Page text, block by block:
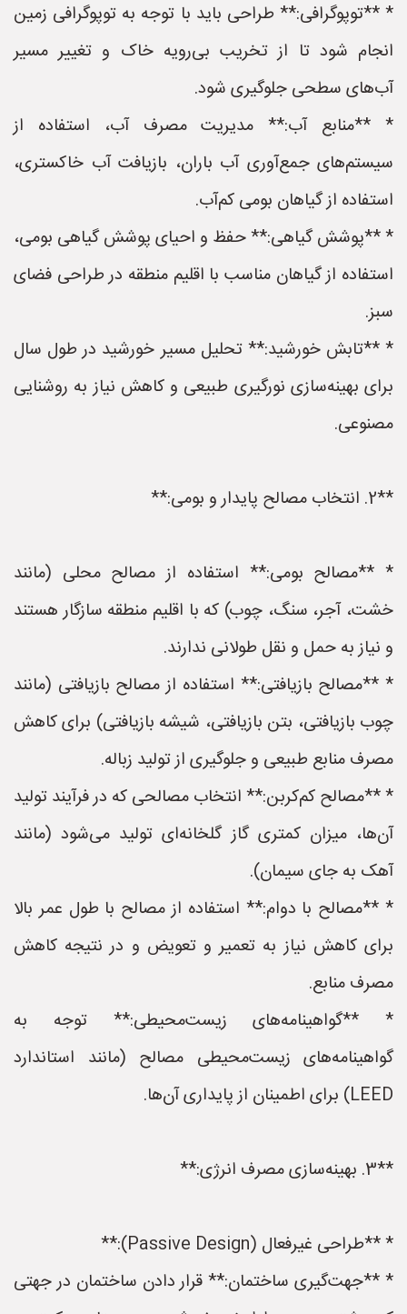
* **توپوگرافی:** طراحی باید با توجه به توپوگرافی زمین
انجام شود تا از تخریب بی‌رویه خاک و تغییر مسیر
آب‌های سطحی جلوگیری شود.
* **منابع آب:** مدیریت مصرف آب، استفاده از
سیستم‌های جمع‌آوری آب باران، بازیافت آب خاکستری،
استفاده از گیاهان بومی کم‌آب.
* **پوشش گیاهی:** حفظ و احیای پوشش گیاهی بومی،
استفاده از گیاهان مناسب با اقلیم منطقه در طراحی فضای
سبز.
* **تابش خورشید:** تحلیل مسیر خورشید در طول سال
برای بهینه‌سازی نورگیری طبیعی و کاهش نیاز به روشنایی
مصنوعی.
**2. انتخاب مصالح پایدار و بومی:**
* **مصالح بومی:** استفاده از مصالح محلی (مانند
خشت، آجر، سنگ، چوب) که با اقلیم منطقه سازگار هستند
و نیاز به حمل و نقل طولانی ندارند.
* **مصالح بازیافتی:** استفاده از مصالح بازیافتی (مانند
چوب بازیافتی، بتن بازیافتی، شیشه بازیافتی) برای کاهش
مصرف منابع طبیعی و جلوگیری از تولید زباله.
* **مصالح کم‌کربن:** انتخاب مصالحی که در فرآیند تولید
آن‌ها، میزان کمتری گاز گلخانه‌ای تولید می‌شود (مانند
آهک به جای سیمان).
* **مصالح با دوام:** استفاده از مصالح با طول عمر بالا
برای کاهش نیاز به تعمیر و تعویض و در نتیجه کاهش
مصرف منابع.
* **گواهینامه‌های زیست‌محیطی:** توجه به
گواهینامه‌های زیست‌محیطی مصالح (مانند استاندارد
LEED) برای اطمینان از پایداری آن‌ها.
**3. بهینه‌سازی مصرف انرژی:**
* **طراحی غیرفعال (Passive Design):**
* **جهت‌گیری ساختمان:** قرار دادن ساختمان در جهتی